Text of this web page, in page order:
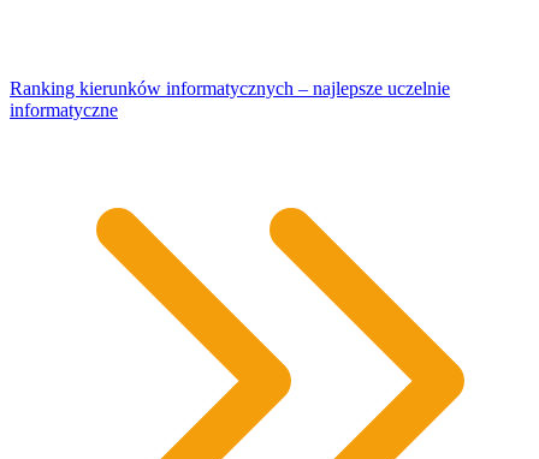
Ranking kierunków informatycznych – najlepsze uczelnie
informatyczne